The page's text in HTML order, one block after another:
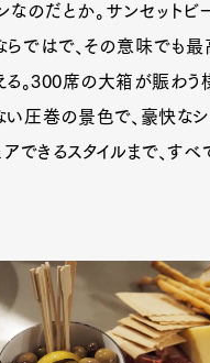
なのだとか。サンセット
らではで、その意味でも
る。300席の大箱が賑わ
圧巻の景色で、豪快なシ
できるスタイルまで、す